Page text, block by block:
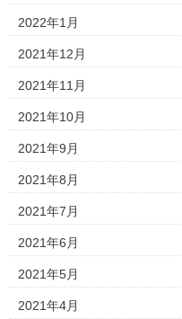
2022年1月
2021年12月
2021年11月
2021年10月
2021年9月
2021年8月
2021年7月
2021年6月
2021年5月
2021年4月